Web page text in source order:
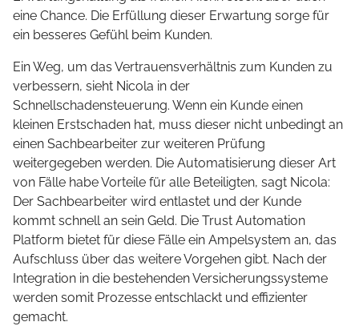
eine Chance. Die Erfüllung dieser Erwartung sorge für
ein besseres Gefühl beim Kunden.
Ein Weg, um das Vertrauensverhältnis zum Kunden zu
verbessern, sieht Nicola in der
Schnellschadensteuerung. Wenn ein Kunde einen
kleinen Erstschaden hat, muss dieser nicht unbedingt an
einen Sachbearbeiter zur weiteren Prüfung
weitergegeben werden. Die Automatisierung dieser Art
von Fälle habe Vorteile für alle Beteiligten, sagt Nicola:
Der Sachbearbeiter wird entlastet und der Kunde
kommt schnell an sein Geld. Die Trust Automation
Platform bietet für diese Fälle ein Ampelsystem an, das
Aufschluss über das weitere Vorgehen gibt. Nach der
Integration in die bestehenden Versicherungssysteme
werden somit Prozesse entschlackt und effizienter
gemacht.